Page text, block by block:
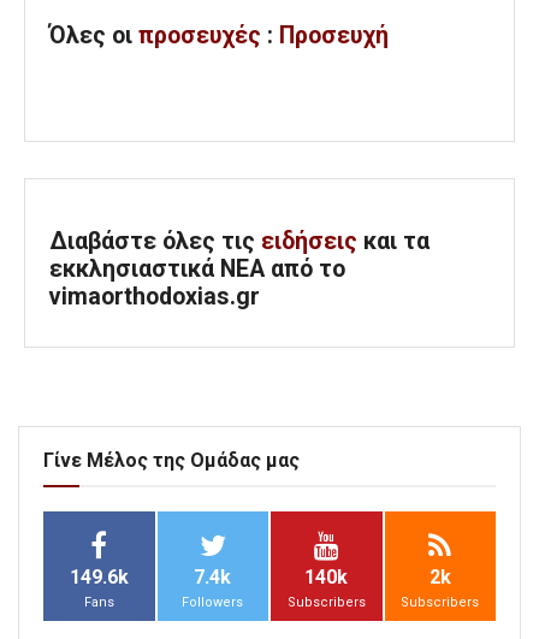
Όλες οι προσευχές : Προσευχή
Διαβάστε όλες τις ειδήσεις και τα
εκκλησιαστικά ΝΕΑ από το
vimaorthodoxias.gr
Γίνε Μέλος της Ομάδας μας
149.6k
Fans
7.4k
Followers
140k
Subscribers
2k
Subscribers